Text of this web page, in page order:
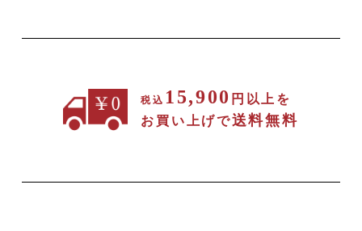
税込 15,900 円以上を
お買い上げで送料無料